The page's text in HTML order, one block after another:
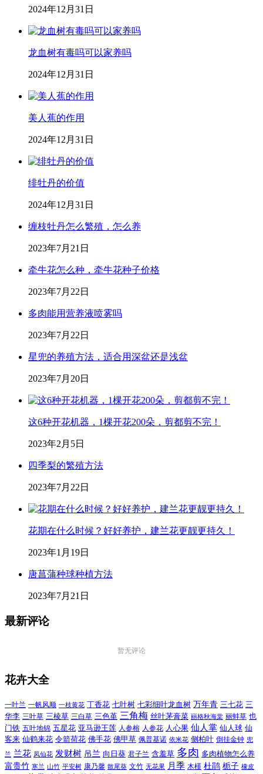
2024年12月31日
龙血树有毒吗可以家养吗
2024年12月31日
美人蕉的作用
2024年12月31日
绯牡丹的价值
2024年12月31日
缠枝牡丹怎么繁殖，怎么养
2023年7月21日
牵牛花怎么种，牵牛花种子价格
2023年7月22日
多肉能用营养液喷雾吗
2023年7月22日
星兜的养殖方法，适合用深盆还是浅盆
2023年7月20日
这6种开花机器，1棵开花200朵，剪都剪不完！
2023年2月5日
四季梨的繁殖方法
2023年7月22日
花期在什么时候？好好养护，建兰花更靓更持久！
2023年1月19日
唐菖蒲种球种植方法
2023年7月21日
最新评论
暂无评论
花卉大全
一叶兰 一帆风顺 一枝黄花 丁香花 七叶树 七彩细叶龙血树 万年青 三七花 三
华李 三叶草 三棱草 三白草 三色堇 三角梅 丝叶茅膏菜 丽格秋海棠 丽蚌草 也
门铁 五叶地锦 五星花 亚马逊王莲 人参榕 人参花 人心果 仙人掌 仙人球 仙
客来 仙鹤来花 令箭荷花 佛手花 佛甲草 佩普基诺 依米花 侧柏叶 倒挂金钟 兜
兰 兰花 凤仙花 发财树 吊兰 向日葵 君子兰 含羞草 多肉 多肉植物怎么养
富贵竹 寒兰 山竹 平安树 康乃馨 散尾葵 文竹 无花果 月季 木槿 杜鹃 栀子 橡皮